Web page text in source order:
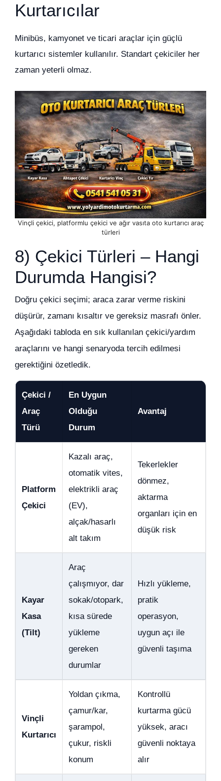
Kurtarıcılar
Minibüs, kamyonet ve ticari araçlar için güçlü
kurtarıcı sistemler kullanılır. Standart çekiciler her
zaman yeterli olmaz.
Vinçli çekici, platformlu çekici ve ağır vasıta oto kurtarıcı araç
türleri
8) Çekici Türleri – Hangi
Durumda Hangisi?
Doğru çekici seçimi; araca zarar verme riskini
düşürür, zamanı kısaltır ve gereksiz masrafı önler.
Aşağıdaki tabloda en sık kullanılan çekici/yardım
araçlarını ve hangi senaryoda tercih edilmesi
gerektiğini özetledik.
Çekici /
Araç
Türü
En Uygun
Olduğu
Durum
Avantaj
Platform
Çekici
Kazalı araç,
otomatik vites,
elektrikli araç
(EV),
alçak/hasarlı
alt takım
Tekerlekler
dönmez,
aktarma
organları için en
düşük risk
Kayar
Kasa
(Tilt)
Araç
çalışmıyor, dar
sokak/otopark,
kısa sürede
yükleme
gereken
durumlar
Hızlı yükleme,
pratik
operasyon,
uygun açı ile
güvenli taşıma
Vinçli
Kurtarıcı
Yoldan çıkma,
çamur/kar,
şarampol,
çukur, riskli
konum
Kontrollü
kurtarma gücü
yüksek, aracı
güvenli noktaya
alır